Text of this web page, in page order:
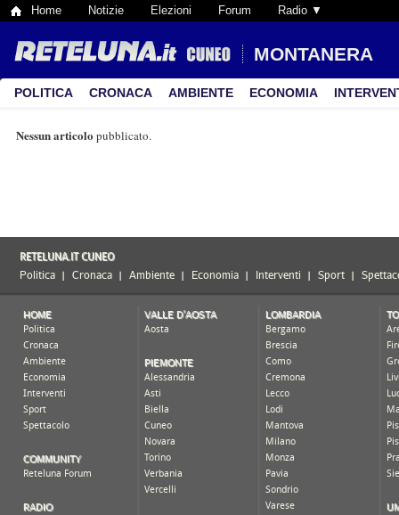
Home Notizie Elezioni Forum Radio ▼
MONTANERA
POLITICA CRONACA AMBIENTE ECONOMIA
Nessun articolo pubblicato.